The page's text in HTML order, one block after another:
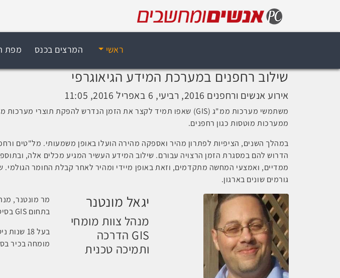
ראשי המרצים בכנס מפת
שילוב רחפנים במערכת המידע הגיאוגרפי
אירוע אנשים ורחפנים 2016, רביעי, 6 באפריל 2016, 11:05
משתמשי מערכות ממ"ג (GIS) שאפו תמיד לקצר את הזמן הנדרש להפקת תוצרי מערכות
ממערכות מוטסות כגון רחפנים.
במהלך השנים, הציפיות לפתרון מהיר ואספקה מהירה הועלו באופן משמעותי. מל"טים
הדרוש להם במסגרת הזמן הרצויה עבורם. שילוב המידע העשיר המגיע מכלים אלה,
ממדיים, ואמצעי המחשה מתקדמים, וזאת באופן מיידי ומהיר לאחר קבלת החומר הגולמי.
גורמים שונים בארגון.
יגאל מונטנר
מנהל צוות מומחי
GIS הדרכה
ותמיכה טכנית
מר מונטנר,
בתחום GIS
בעל 18 שנות ניסיון בתחום המיפוי הממוחשב, מהן כ-16 שנים בעבודה אינטנסיבית עם תוכנות
מומחה בכיר